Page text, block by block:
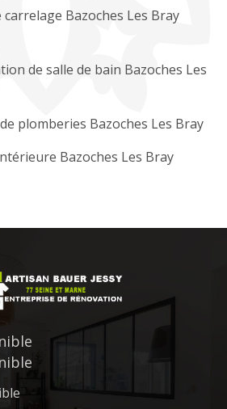
Bazoches Les Bray
de salle de bain Bazoches Les
plomberies Bazoches Les Bray
Bazoches Les Bray